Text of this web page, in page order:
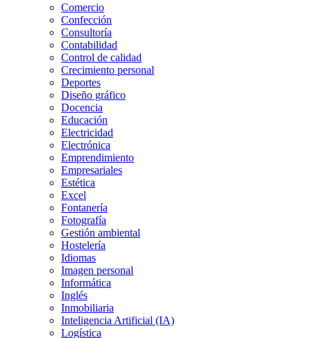
Comercio
Confección
Consultoría
Contabilidad
Control de calidad
Crecimiento personal
Deportes
Diseño gráfico
Docencia
Educación
Electricidad
Electrónica
Emprendimiento
Empresariales
Estética
Excel
Fontanería
Fotografía
Gestión ambiental
Hostelería
Idiomas
Imagen personal
Informática
Inglés
Inmobiliaria
Inteligencia Artificial (IA)
Logística